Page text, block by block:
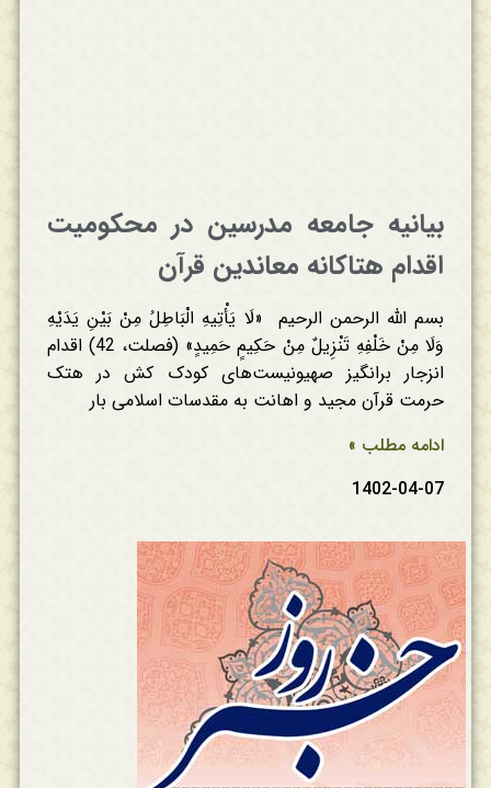
بیانیه جامعه مدرسین در محکومیت
اقدام هتاکانه معاندین قرآن
بسم الله الرحمن الرحیم «لَا يَأْتِيهِ الْبَاطِلُ مِنْ بَيْنِ يَدَيْهِ
وَلَا مِنْ خَلْفِهِ تَنْزِيلٌ مِنْ حَكِيمٍ حَمِيدٍ» (فصلت، 42) اقدام
انزجار برانگیز صهیونیست‌های کودک کش در هتک
حرمت قرآن مجید و اهانت به مقدسات اسلامی بار
ادامه مطلب »
1402-04-07